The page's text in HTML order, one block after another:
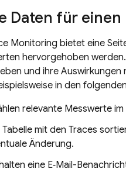
Daten für
Monitoring bietet eine
hervorgehoben
und ihre Auswirkungen
in den
relevante Messwerte
Tabelle mit den Traces
Änderung.
eine E‑Mail-